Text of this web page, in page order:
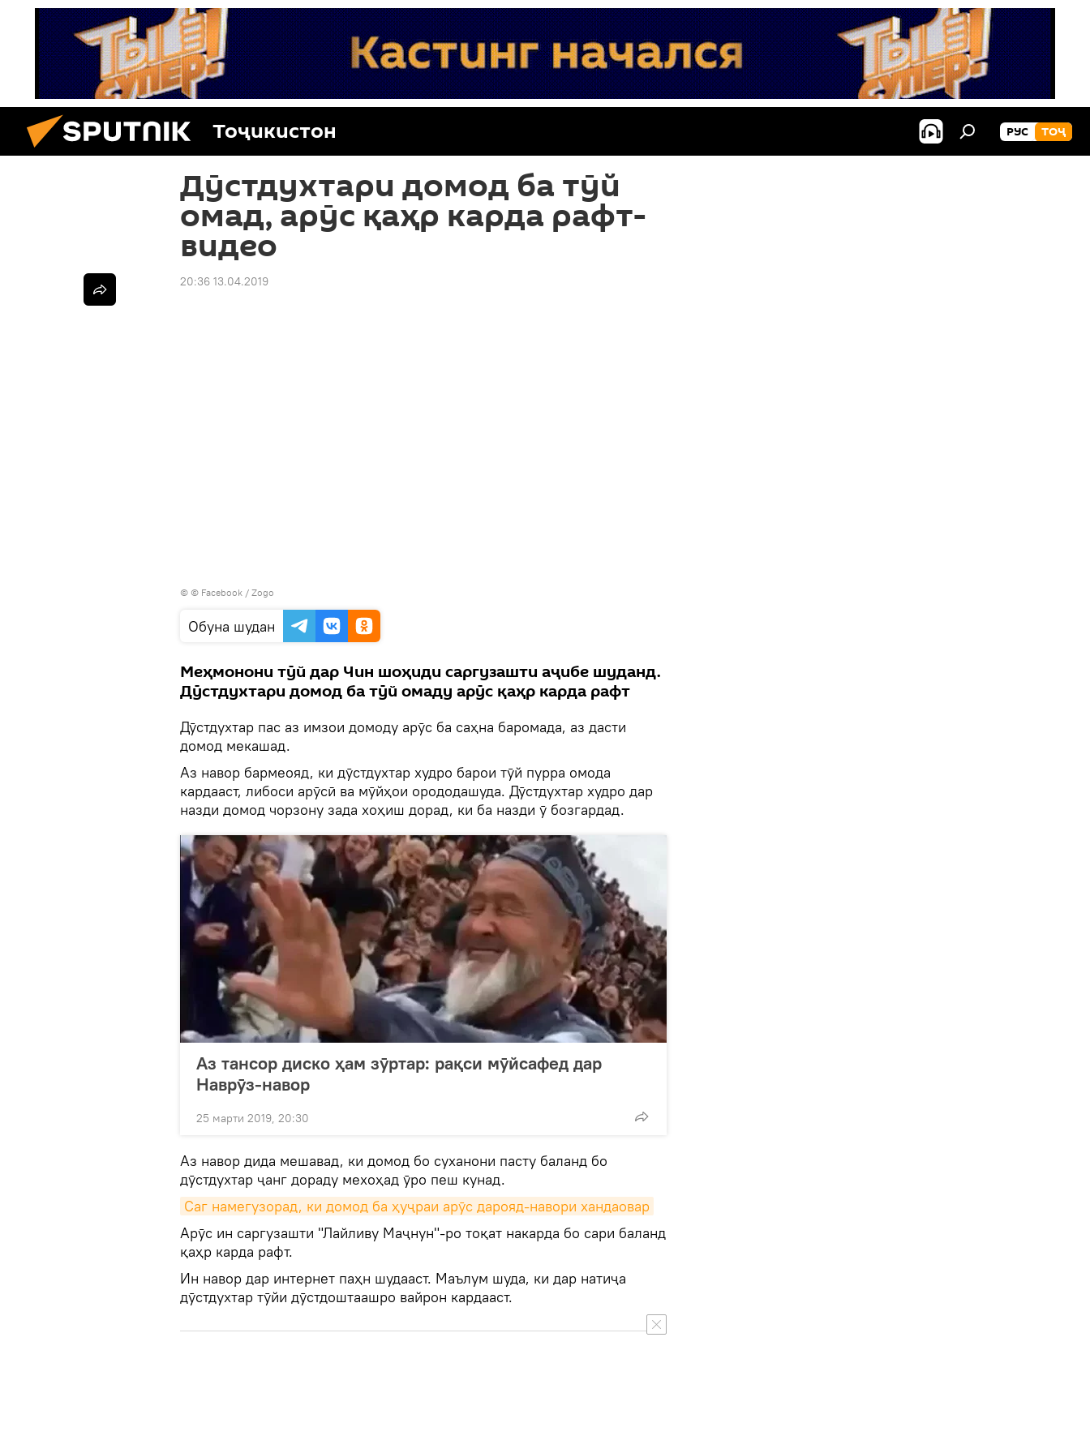
Тоҷикистон РУС ТОҶ
Дӯстдухтари домод ба тӯй
омад, арӯс қаҳр карда рафт-
видео
20:36 13.04.2019
© © Facebook / Zogo
Обуна шудан
Меҳмонони тӯй дар Чин шоҳиди саргузашти аҷибе шуданд.
Дӯстдухтари домод ба тӯй омаду арӯс қаҳр карда рафт
Дӯстдухтар пас аз имзои домоду арӯс ба саҳна баромада, аз дасти
домод мекашад.
Аз навор бармеояд, ки дӯстдухтар худро барои тӯй пурра омода
кардааст, либоси арӯсӣ ва мӯйҳои орододашуда. Дӯстдухтар худро дар
назди домод чорзону зада хоҳиш дорад, ки ба назди ӯ бозгардад.
Аз тансор диско ҳам зӯртар: рақси мӯйсафед дар
Наврӯз-навор
25 марти 2019, 20:30
Аз навор дида мешавад, ки домод бо суханони пасту баланд бо
дӯстдухтар ҷанг дораду мехоҳад ӯро пеш кунад.
Саг намегузорад, ки домод ба ҳуҷраи арӯс дарояд-навори хандаовар
Арӯс ин саргузашти "Лайливу Маҷнун"-ро тоқат накарда бо сари баланд
қаҳр карда рафт.
Ин навор дар интернет паҳн шудааст. Маълум шуда, ки дар натиҷа
дӯстдухтар тӯйи дӯстдоштаашро вайрон кардааст.